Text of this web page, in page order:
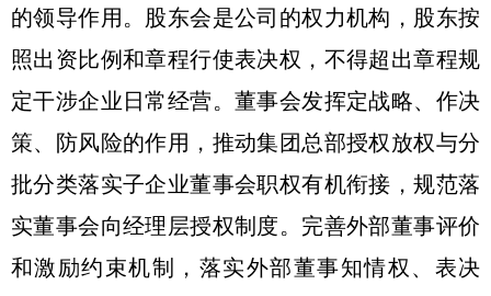
的领导作用。股东会是公司的权力机构，股东按
照出资比例和章程行使表决权，不得超出章程规
定干涉企业日常经营。董事会发挥定战略、作决
策、防风险的作用，推动集团总部授权放权与分
批分类落实子企业董事会职权有机衔接，规范落
实董事会向经理层授权制度。完善外部董事评价
和激励约束机制，落实外部董事知情权、表决